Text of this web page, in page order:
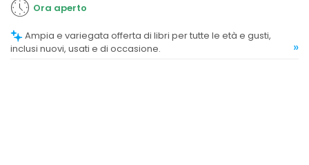
Ora aperto
inclusi nuovi, usati e di occasione.
»